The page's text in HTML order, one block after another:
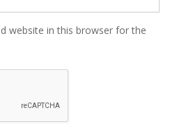
website in this browser for the